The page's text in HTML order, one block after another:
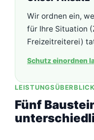
Wir ordnen ein,
für Ihre Situation
Freizeitreiterei)
Schutz einordnen
LEISTUNGSÜBERBLICK
Fünf